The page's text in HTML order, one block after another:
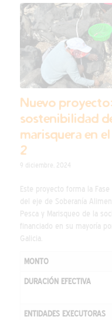
Nuevo
sostenibilidad
marisquera en
2
9 diciembre, 2024
Este proyecto forma la
del eje de Soberanía
Pesca y Marisqueo de la
financiado en su mayoría
Galicia.
MONTO
DURACIÓN EFECTIVA
ENTIDADES EXECUTORAS